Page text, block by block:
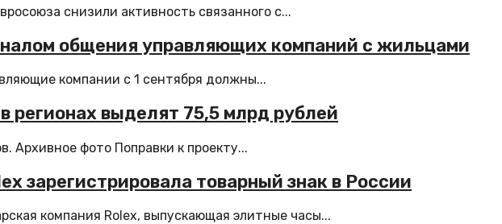
снизили активность связанного с...
общения управляющих компаний с жильцами
компании c 1 сентября должны...
регионах выделят 75,5 млрд рублей
фото Поправки к проекту...
зарегистрировала товарный знак в России
компания Rolex, выпускающая элитные часы...